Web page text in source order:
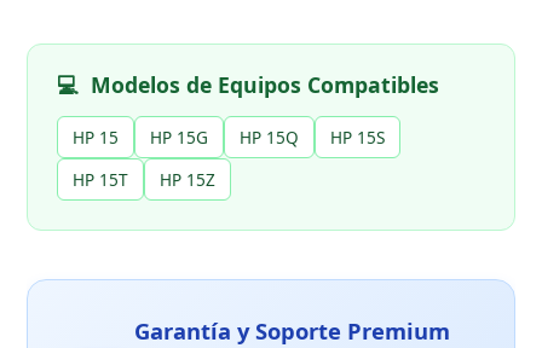
💻 Modelos de Equipos Compatibles
HP 15 HP 15G HP 15Q
HP 15S
HP 15T
HP 15Z
Garantía y Soporte Premium